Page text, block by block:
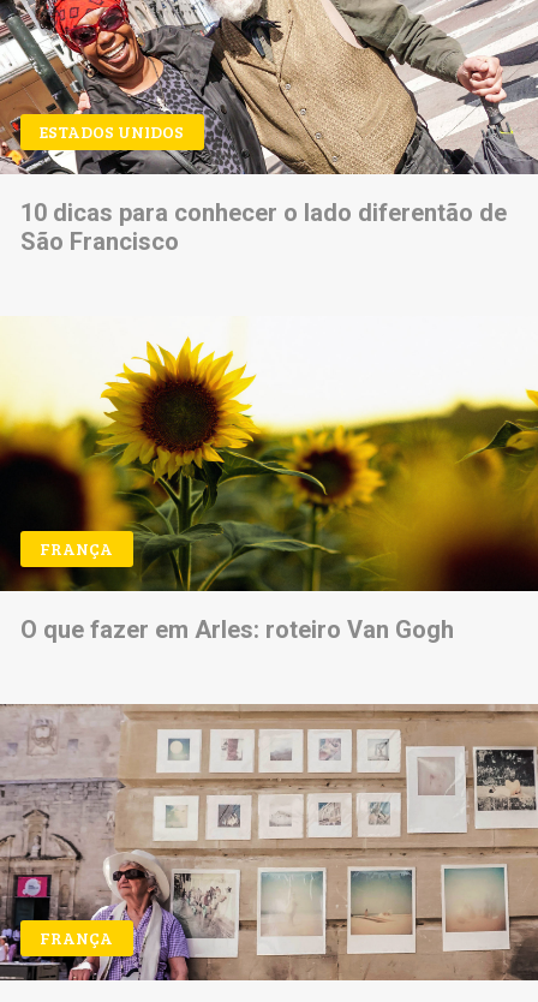
ESTADOS UNIDOS
10 dicas para conhecer o lado diferentão de
São Francisco
FRANÇA
O que fazer em Arles: roteiro Van Gogh
FRANÇA